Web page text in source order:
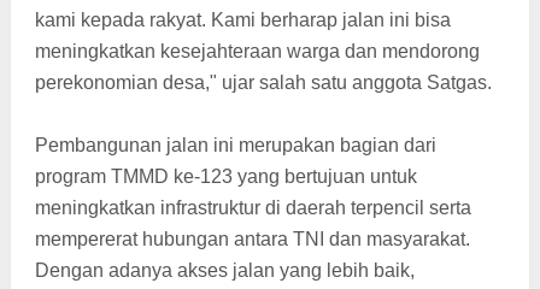
kami kepada rakyat. Kami berharap jalan ini bisa
meningkatkan kesejahteraan warga dan mendorong
perekonomian desa," ujar salah satu anggota Satgas.
Pembangunan jalan ini merupakan bagian dari
program TMMD ke-123 yang bertujuan untuk
meningkatkan infrastruktur di daerah terpencil serta
mempererat hubungan antara TNI dan masyarakat.
Dengan adanya akses jalan yang lebih baik,